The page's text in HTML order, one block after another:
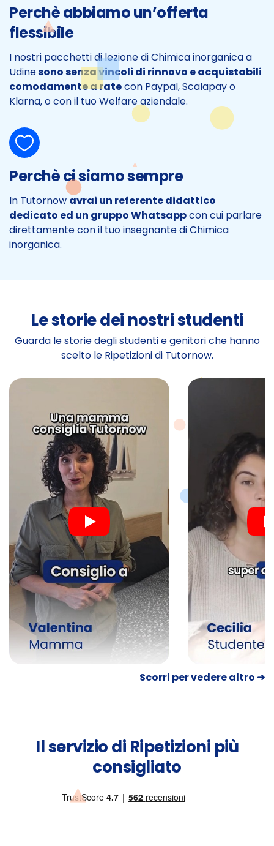
Perchè abbiamo un’offerta
flessibile
I nostri pacchetti di lezione di Chimica inorganica a
Udinesono senza vincoli di rinnovo e acquistabili
comodamente a ratecon Paypal, Scalapay o
Klarna, o con il tuo Welfare aziendale.
Perchè ci siamo sempre
In Tutornow avrai un referente didattico
dedicato ed un gruppo Whatsappcon cui parlare
direttamente con il tuo insegnante di Chimica
inorganica.
Le storie dei nostri studenti
Guarda le storie degli studenti e genitori che hanno
scelto le Ripetizioni di Tutornow.
Scorri per vedere altro ➜
Il servizio di Ripetizioni più
consigliato